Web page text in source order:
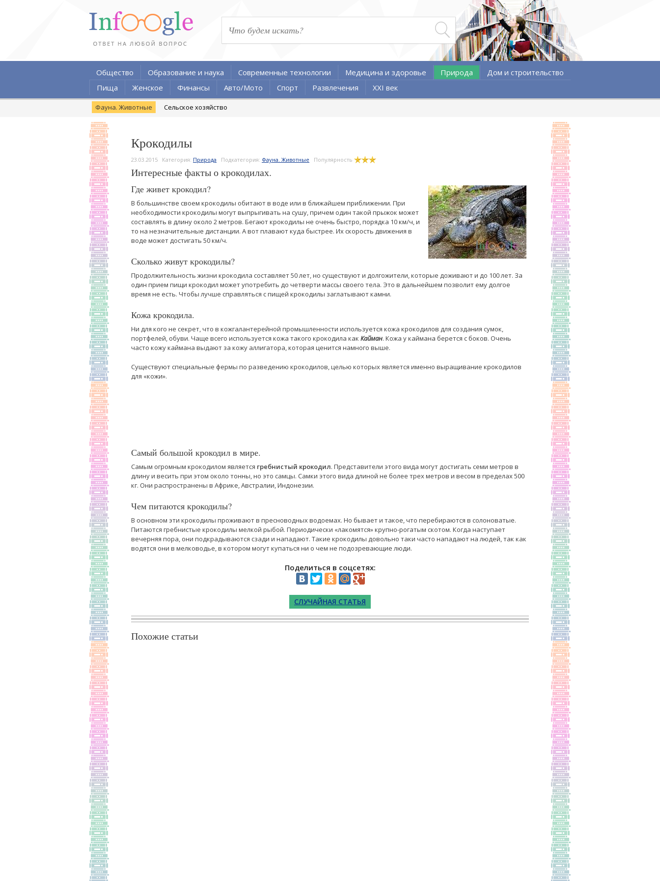
Общество Образование и наука Современные технологии Медицина и здоровье Природа
Дом и строительство
Пища
Женское Финансы Авто/Мото Спорт Развлечения XXI век
Фауна. Животные Сельское хозяйство
Крокодилы
23.03.2015 Категория: Природа Подкатегория: Фауна. Животные Популярность
Интересные факты о крокодилах.
Где живет крокодил?
В большинстве своем крокодилы обитают в воде или в ближайшем приближении. При
необходимости крокодилы могут выпрыгивать на сушу, причем один такой прыжок может
составлять в длину около 2 метров. Бегают крокодилы не очень быстро, порядка 10 км/ч, и
то на незначительные дистанции. А вот плавают куда быстрее. Их скорость движения в
воде может достигать 50 км/ч.
Сколько живут крокодилы?
Продолжительность жизни крокодила составляет 50 лет, но существуют и долгожители, которые доживают и до 100 лет. За
один прием пищи крокодил может употребить до четверти массы своего тела. Это в дальнейшем позволит ему долгое
время не есть. Чтобы лучше справляться с пищей крокодилы заглатывают камни.
Кожа крокодила.
Ни для кого не секрет, что в кожгалантерейной промышленности используется кожа крокодилов для создания сумок,
портфелей, обуви. Чаще всего используется кожа такого крокодила как Кайман. Кожа у каймана берется с боков. Очень
часто кожу каймана выдают за кожу аллигатора, которая ценится намного выше.
Существуют специальные фермы по разведению крокодилов, целью которых является именно выращивание крокодилов
для «кожи».
Самый большой крокодил в мире.
Самым огромным крокодилом является гребнистый крокодил. Представители этого вида могут достигать семи метров в
длину и весить при этом около тонны, но это самцы. Самки этого вида длиной не более трех метров и весом в пределах 500
кг. Они распространены в Африке, Австралии, Индонезии.
Чем питаются крокодилы?
В основном эти крокодилы проживают в пресноводных водоемах. Но бывает и такое, что перебираются в солоноватые.
Питаются гребнистые крокодилы мелкой рыбой. Периодически «лакомятся» крупно-рогатым скотом. Когда наступает
вечерняя пора, они подкрадываются сзади и нападают. Такие крокодилы довольно таки часто нападают на людей, так как
водятся они в мелководье, в котором могут купаться ни о чем не подозревающие люди.
Поделиться в соцсетях:
СЛУЧАЙНАЯ СТАТЬЯ
Похожие статьи